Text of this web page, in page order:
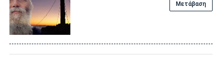
Μετάβαση